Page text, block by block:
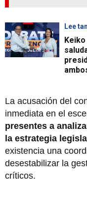
Lee
La acusación del
inmediata en el
presentes a
la estrategia
existencia una
desestabilizar la
críticos.